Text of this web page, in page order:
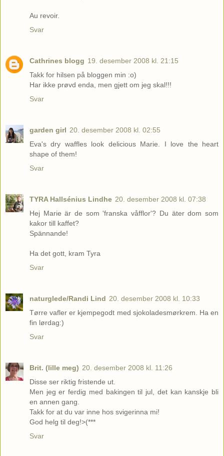
Au revoir.
Svar
Cathrines blogg 19. desember 2008 kl. 21:15
Takk for hilsen på bloggen min :o)
Har ikke prøvd enda, men gjett om jeg skal!!!
Svar
garden girl 20. desember 2008 kl. 02:55
Eva's dry waffles look delicious Marie. I love the heart
shape of them!
Svar
TYRA Hallsénius Lindhe 20. desember 2008 kl. 07:38
Hej Marie är de som 'franska våfflor'? Du äter dom som
kakor till kaffet?
Spännande!
Ha det gott, kram Tyra
Svar
naturglede/Randi Lind 20. desember 2008 kl. 10:33
Tørre vafler er kjempegodt med sjokoladesmørkrem. Ha en
fin lørdag:)
Svar
Brit. (lille meg) 20. desember 2008 kl. 11:26
Disse ser riktig fristende ut.
Men jeg er ferdig med bakingen til jul, det kan kanskje bli
en annen gang.
Takk for at du var inne hos svigerinna mi!
God helg til deg!>(***
Svar